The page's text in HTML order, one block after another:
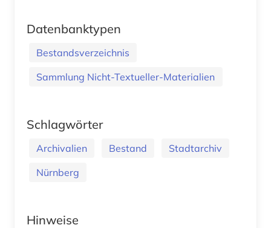
Datenbanktypen
Bestandsverzeichnis
Sammlung Nicht-Textueller-Materialien
Schlagwörter
Archivalien Bestand
Stadtarchiv
Nürnberg
Hinweise